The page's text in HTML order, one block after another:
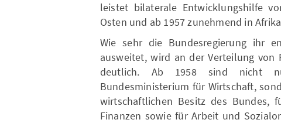
leistet bilaterale Entwicklungshilfe
Osten und ab 1957 zunehmend in
Wie sehr die Bundesregierung ihr
ausweitet, wird an der Verteilung von
deutlich. Ab 1958 sind nicht
Bundesministerium für Wirtschaft,
wirtschaftlichen Besitz des Bundes,
Finanzen sowie für Arbeit und